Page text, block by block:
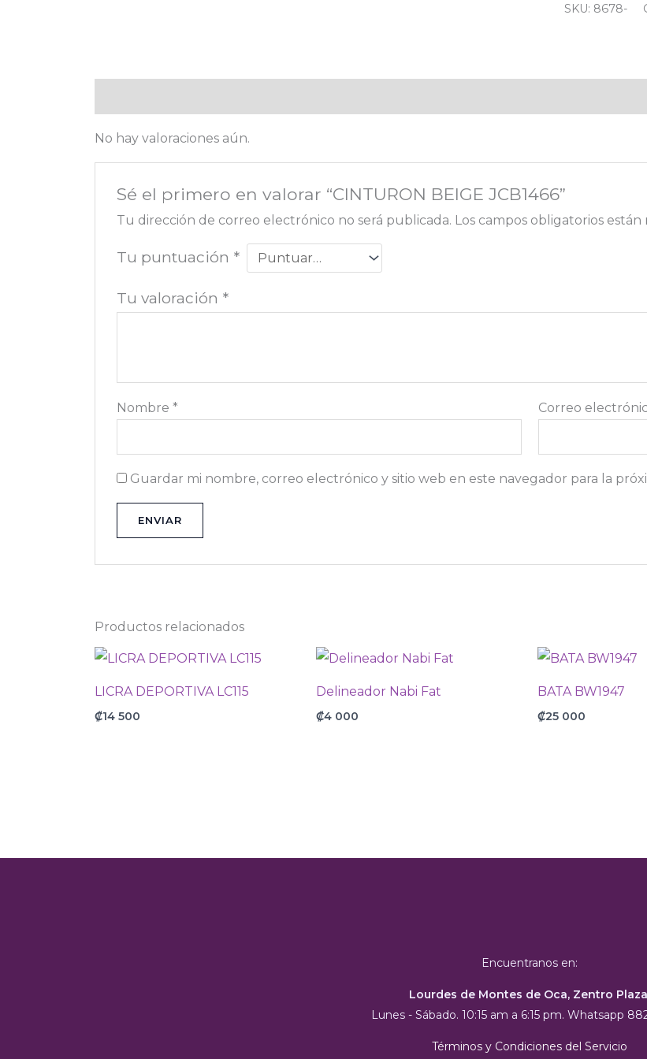
SKU: 8678-
No hay valoraciones aún.
Sé el primero en valorar “CINTURON BEIGE JCB1466”
Tu dirección de correo electrónico no será publicada. Los campos obligatorios están
Tu puntuación *
Tu valoración *
Nombre * Correo
Guardar mi nombre, correo electrónico y sitio web en este navegador para la
Productos relacionados
LICRA DEPORTIVA LC115
₡14 500
Delineador Nabi Fat
₡4 000
BATA BW1947
₡25 000
Encuentranos en:
Lourdes de Montes de Oca, Zentro
Lunes - Sábado. 10:15 am a 6:15 pm. Whatsapp
Términos y Condiciones del Servicio